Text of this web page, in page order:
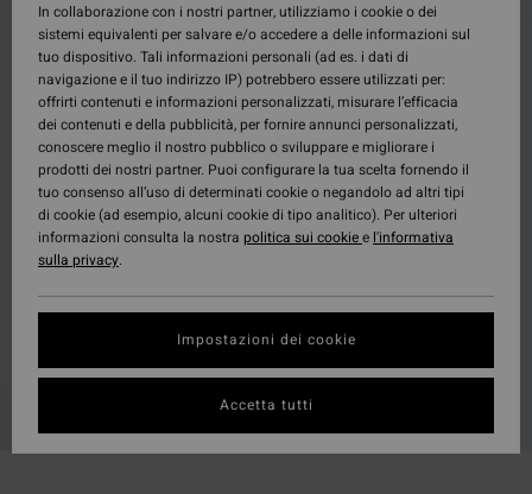
In collaborazione con i nostri partner, utilizziamo i cookie o dei
sistemi equivalenti per salvare e/o accedere a delle informazioni sul
tuo dispositivo. Tali informazioni personali (ad es. i dati di
navigazione e il tuo indirizzo IP) potrebbero essere utilizzati per:
offrirti contenuti e informazioni personalizzati, misurare l’efficacia
dei contenuti e della pubblicità, per fornire annunci personalizzati,
conoscere meglio il nostro pubblico o sviluppare e migliorare i
prodotti dei nostri partner. Puoi configurare la tua scelta fornendo il
tuo consenso all’uso di determinati cookie o negandolo ad altri tipi
di cookie (ad esempio, alcuni cookie di tipo analitico). Per ulteriori
informazioni consulta la nostra politica sui cookiee l'informativa
sulla privacy.
Impostazioni dei cookie
Accetta tutti